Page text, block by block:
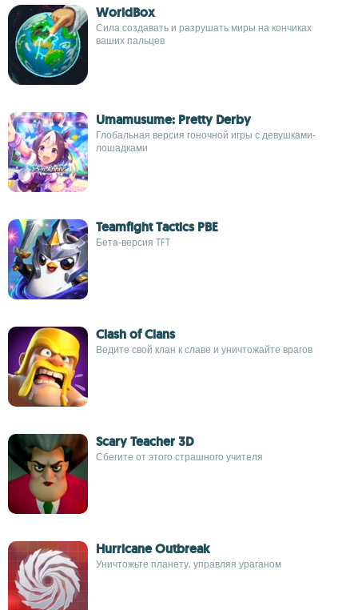
WorldBox
Сила создавать и разрушать миры на кончиках
ваших пальцев
Umamusume: Pretty Derby
Глобальная версия гоночной игры с девушками-
лошадками
Teamfight Tactics PBE
Бета-версия TFT
Clash of Clans
Ведите свой клан к славе и уничтожайте врагов
Scary Teacher 3D
Сбегите от этого страшного учителя
Hurricane Outbreak
Уничтожьте планету, управляя ураганом